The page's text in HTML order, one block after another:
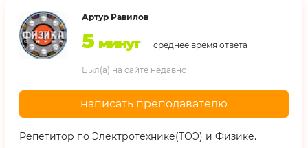
Артур Равилов
5 минут среднее время ответа
Был(а) на сайте недавно
написать преподавателю
Репетитор по Электротехнике(ТОЭ) и Физике.